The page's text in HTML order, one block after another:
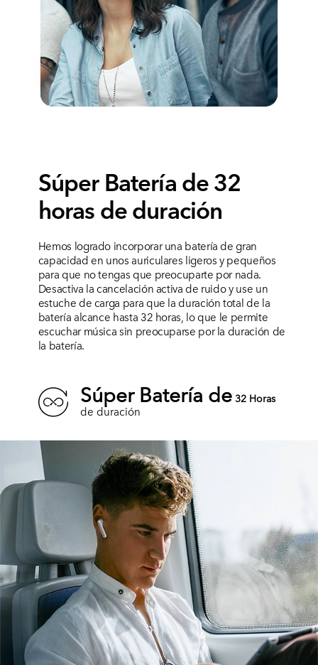
Súper Batería de 32
horas de duración
Hemos logrado incorporar una batería de gran
capacidad en unos auriculares ligeros y pequeños
para que no tengas que preocuparte por nada.
Desactiva la cancelación activa de ruido y use un
estuche de carga para que la duración total de la
batería alcance hasta 32 horas, lo que le permite
escuchar música sin preocuparse por la duración de
la batería.
Súper Batería de 32 Horas
de duración